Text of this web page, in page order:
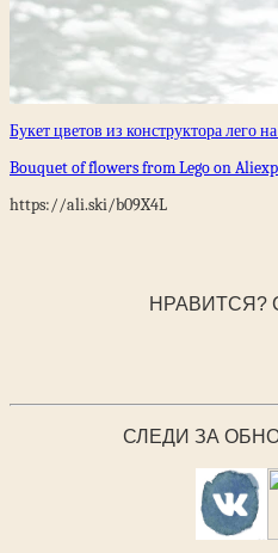
Букет цветов из конструктора лего
Bouquet of flowers from Lego on
https://ali.ski/b09X4L
НРАВИТСЯ?
СЛЕДИ ЗА